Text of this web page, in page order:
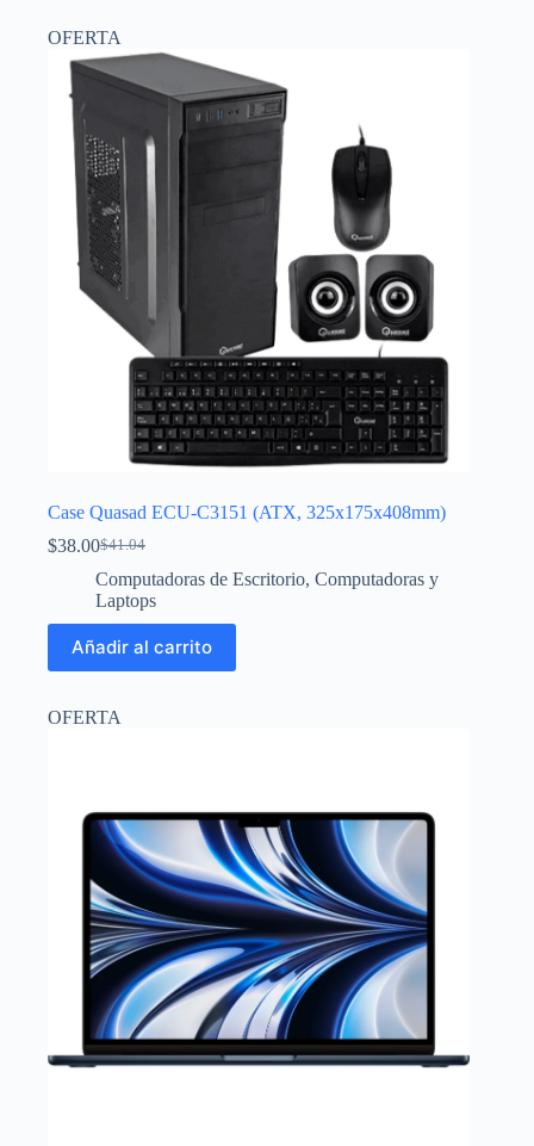
OFERTA
Case Quasad ECU-C3151 (ATX, 325x175x408mm)
$41.04
El
precio
original
$41.04.
$38.00El
precio
actual
$38.00.
Computadoras de Escritorio, Computadoras y
Laptops
Añadir al carrito
OFERTA